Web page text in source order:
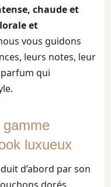
chaude et
et
vous guidons
leurs notes, leur
qui
luxueux
d’abord par son